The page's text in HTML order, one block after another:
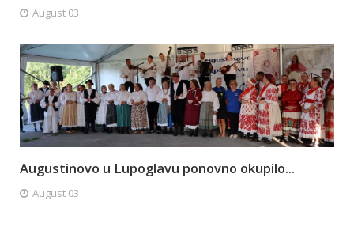
August 03
Augustinovo u Lupoglavu ponovno okupilo...
August 03